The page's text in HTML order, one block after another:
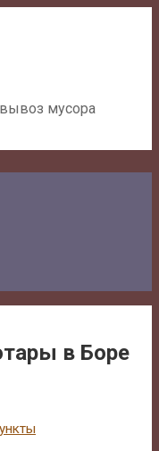
мусора
в Боре